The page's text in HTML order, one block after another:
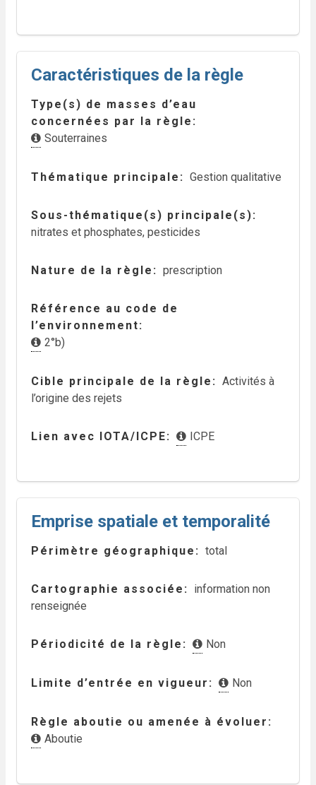
Caractéristiques de la règle
Type(s) de masses d’eau
concernées par la règle
Souterraines
Thématique principale Gestion qualitative
Sous-thématique(s) principale(s)
nitrates et phosphates, pesticides
Nature de la règle prescription
Référence au code de
l’environnement
2°b)
Cible principale de la règle
Activités à
l’origine des rejets
Lien avec IOTA/ICPE ICPE
Emprise spatiale et temporalité
Périmètre géographique total
Cartographie associée
information non
renseignée
Périodicité de la règle Non
Limite d’entrée en vigueur Non
Règle aboutie ou amenée à évoluer
Aboutie